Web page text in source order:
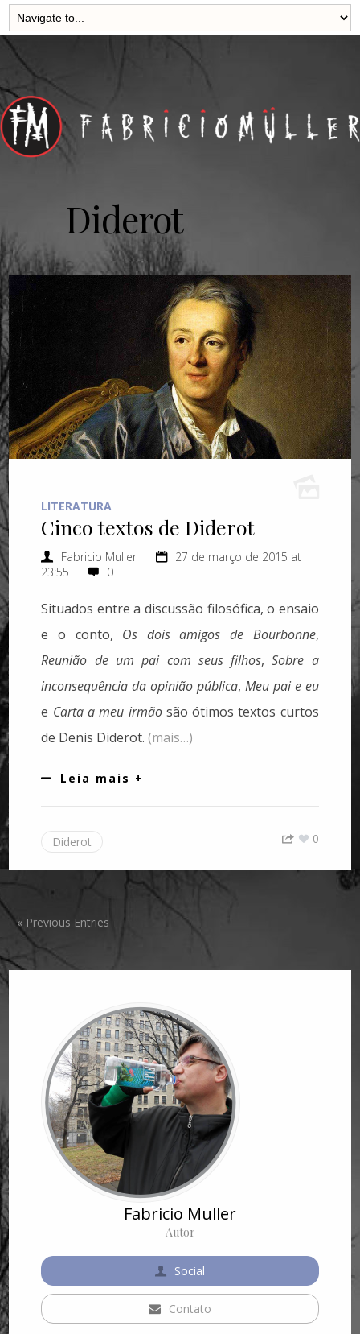
Diderot
LITERATURA
Cinco textos de Diderot
Fabricio Muller
27 de março de 2015 at
23:55
0
Situados entre a discussão filosófica, o ensaio
e o conto, Os dois amigos de Bourbonne,
Reunião de um pai com seus filhos,Sobre a
inconsequência da opinião pública, Meu pai e eu
e Carta a meu irmãosão ótimos textos curtos
de Denis Diderot.(mais…)
Leia mais +
Diderot 0
« Previous Entries
Fabricio Muller
Autor
Social
Contato